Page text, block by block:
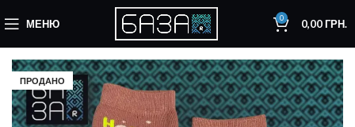
МЕНЮ 0 0,00ГРН.
ПРОДАНО